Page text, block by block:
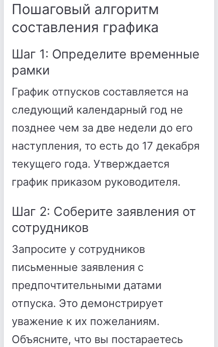
Пошаговый алгоритм
составления графика
Шаг 1: Определите временные
рамки
График отпусков составляется на
следующий календарный год не
позднее чем за две недели до его
наступления, то есть до 17 декабря
текущего года. Утверждается
график приказом руководителя.
Шаг 2: Соберите заявления от
сотрудников
Запросите у сотрудников
письменные заявления с
предпочтительными датами
отпуска. Это демонстрирует
уважение к их пожеланиям.
Объясните, что вы постараетесь